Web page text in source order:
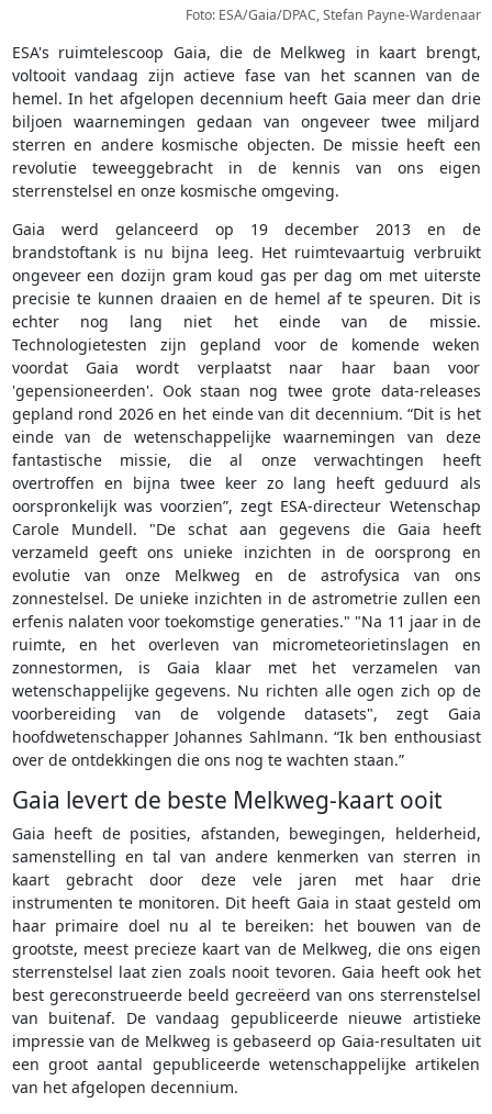
Foto: ESA/Gaia/DPAC, Stefan Payne-Wardenaar
ESA's ruimtelescoop Gaia, die de Melkweg in kaart brengt,
voltooit vandaag zijn actieve fase van het scannen van de
hemel. In het afgelopen decennium heeft Gaia meer dan drie
biljoen waarnemingen gedaan van ongeveer twee miljard
sterren en andere kosmische objecten. De missie heeft een
revolutie teweeggebracht in de kennis van ons eigen
sterrenstelsel en onze kosmische omgeving.
Gaia werd gelanceerd op 19 december 2013 en de
brandstoftank is nu bijna leeg. Het ruimtevaartuig verbruikt
ongeveer een dozijn gram koud gas per dag om met uiterste
precisie te kunnen draaien en de hemel af te speuren. Dit is
echter nog lang niet het einde van de missie.
Technologietesten zijn gepland voor de komende weken
voordat Gaia wordt verplaatst naar haar baan voor
'gepensioneerden'. Ook staan nog twee grote data-releases
gepland rond 2026 en het einde van dit decennium. “Dit is het
einde van de wetenschappelijke waarnemingen van deze
fantastische missie, die al onze verwachtingen heeft
overtroffen en bijna twee keer zo lang heeft geduurd als
oorspronkelijk was voorzien”, zegt ESA-directeur Wetenschap
Carole Mundell. "De schat aan gegevens die Gaia heeft
verzameld geeft ons unieke inzichten in de oorsprong en
evolutie van onze Melkweg en de astrofysica van ons
zonnestelsel. De unieke inzichten in de astrometrie zullen een
erfenis nalaten voor toekomstige generaties." "Na 11 jaar in de
ruimte, en het overleven van micrometeorietinslagen en
zonnestormen, is Gaia klaar met het verzamelen van
wetenschappelijke gegevens. Nu richten alle ogen zich op de
voorbereiding van de volgende datasets", zegt Gaia
hoofdwetenschapper Johannes Sahlmann. “Ik ben enthousiast
over de ontdekkingen die ons nog te wachten staan.”
Gaia levert de beste Melkweg-kaart ooit
Gaia heeft de posities, afstanden, bewegingen, helderheid,
samenstelling en tal van andere kenmerken van sterren in
kaart gebracht door deze vele jaren met haar drie
instrumenten te monitoren. Dit heeft Gaia in staat gesteld om
haar primaire doel nu al te bereiken: het bouwen van de
grootste, meest precieze kaart van de Melkweg, die ons eigen
sterrenstelsel laat zien zoals nooit tevoren. Gaia heeft ook het
best gereconstrueerde beeld gecreëerd van ons sterrenstelsel
van buitenaf. De vandaag gepubliceerde nieuwe artistieke
impressie van de Melkweg is gebaseerd op Gaia-resultaten uit
een groot aantal gepubliceerde wetenschappelijke artikelen
van het afgelopen decennium.